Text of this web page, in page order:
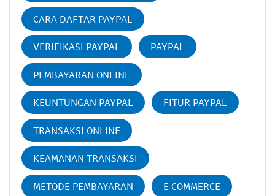
CARA DAFTAR PAYPAL
VERIFIKASI PAYPAL PAYPAL
PEMBAYARAN ONLINE
KEUNTUNGAN PAYPAL FITUR PAYPAL
TRANSAKSI ONLINE
KEAMANAN TRANSAKSI
METODE PEMBAYARAN E COMMERCE